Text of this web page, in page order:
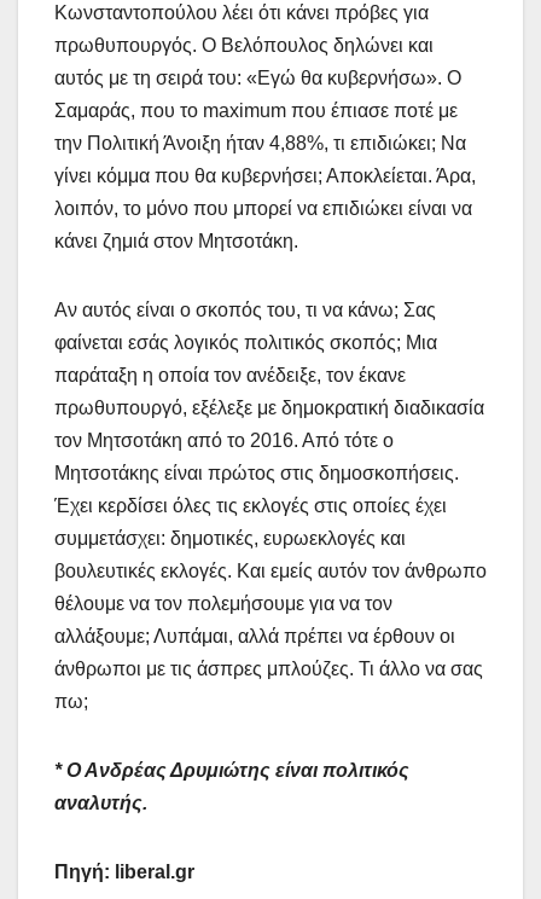
Κωνσταντοπούλου λέει ότι κάνει πρόβες για
πρωθυπουργός. Ο Βελόπουλος δηλώνει και
αυτός με τη σειρά του: «Εγώ θα κυβερνήσω». Ο
Σαμαράς, που το maximum που έπιασε ποτέ με
την Πολιτική Άνοιξη ήταν 4,88%, τι επιδιώκει; Να
γίνει κόμμα που θα κυβερνήσει; Αποκλείεται. Άρα,
λοιπόν, το μόνο που μπορεί να επιδιώκει είναι να
κάνει ζημιά στον Μητσοτάκη.
Αν αυτός είναι ο σκοπός του, τι να κάνω; Σας
φαίνεται εσάς λογικός πολιτικός σκοπός; Μια
παράταξη η οποία τον ανέδειξε, τον έκανε
πρωθυπουργό, εξέλεξε με δημοκρατική διαδικασία
τον Μητσοτάκη από το 2016. Από τότε ο
Μητσοτάκης είναι πρώτος στις δημοσκοπήσεις.
Έχει κερδίσει όλες τις εκλογές στις οποίες έχει
συμμετάσχει: δημοτικές, ευρωεκλογές και
βουλευτικές εκλογές. Και εμείς αυτόν τον άνθρωπο
θέλουμε να τον πολεμήσουμε για να τον
αλλάξουμε; Λυπάμαι, αλλά πρέπει να έρθουν οι
άνθρωποι με τις άσπρες μπλούζες. Τι άλλο να σας
πω;
* Ο Ανδρέας Δρυμιώτης είναι πολιτικός
αναλυτής.
Πηγή: liberal.gr